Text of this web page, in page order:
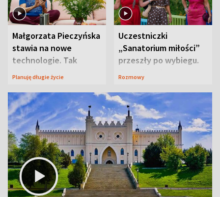
Małgorzata Pieczyńska
stawia na nowe
technologie. Tak
organizuje sprawy
Planuję długie życie
Uczestniczki
„Sanatorium miłości”
przeszły po wybiegu.
Te stylizacje
Rozmowy